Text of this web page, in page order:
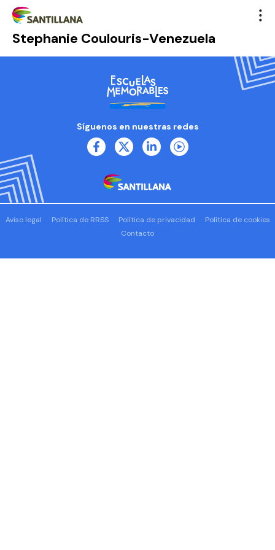
Stephanie Coulouris-Venezuela
Síguenos en nuestras redes
Aviso legal Política de RRSS Política de privacidad
Política de cookies
Contacto